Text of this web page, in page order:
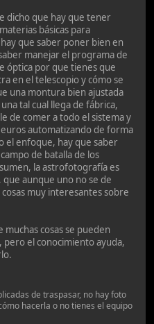
dicho que hay que tener
básicas para
que saber poner bien en
manejar el programa de
óptica por que tienes que
en el telescopio y cómo se
una montura bien ajustada
tal cual llega de fábrica,
de comer a todo el sistema y
automatizando de forma
el enfoque, hay que saber
de batalla de los
la astrofotografía es
que aunque uno no se de
muy interesantes sobre
muchas cosas se pueden
el conocimiento ayuda,
de traspasar, no hay foto
hacerla o no tienes el equipo